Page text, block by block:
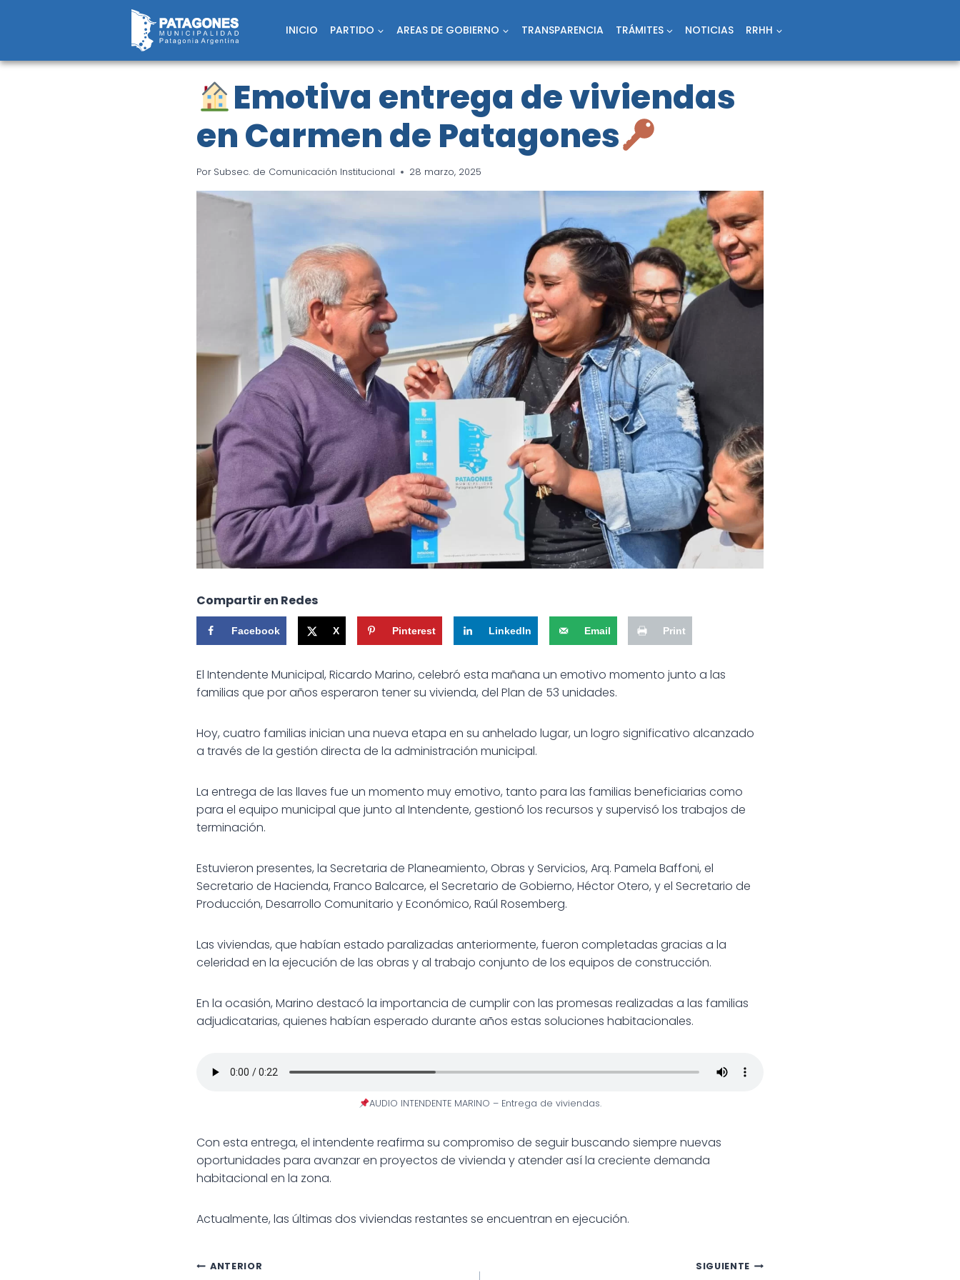
INICIO PARTIDO AREAS DE GOBIERNO TRANSPARENCIA TRÁMITES NOTICIAS RRHH
Emotiva entrega de viviendas
en Carmen de Patagones
Por Subsec. de Comunicación Institucional 28 marzo, 2025
Compartir en Redes
Facebook X Pinterest LinkedIn Email Print
El Intendente Municipal, Ricardo Marino, celebró esta mañana un emotivo momento junto a las
familias que por años esperaron tener su vivienda, del Plan de 53 unidades.
Hoy, cuatro familias inician una nueva etapa en su anhelado lugar, un logro significativo alcanzado
a través de la gestión directa de la administración municipal.
La entrega de las llaves fue un momento muy emotivo, tanto para las familias beneficiarias como
para el equipo municipal que junto al Intendente, gestionó los recursos y supervisó los trabajos de
terminación.
Estuvieron presentes, la Secretaria de Planeamiento, Obras y Servicios, Arq. Pamela Baffoni, el
Secretario de Hacienda, Franco Balcarce, el Secretario de Gobierno, Héctor Otero, y el Secretario de
Producción, Desarrollo Comunitario y Económico, Raúl Rosemberg.
Las viviendas, que habían estado paralizadas anteriormente, fueron completadas gracias a la
celeridad en la ejecución de las obras y al trabajo conjunto de los equipos de construcción.
En la ocasión, Marino destacó la importancia de cumplir con las promesas realizadas a las familias
adjudicatarias, quienes habían esperado durante años estas soluciones habitacionales.
AUDIO INTENDENTE MARINO – Entrega de viviendas.
Con esta entrega, el intendente reafirma su compromiso de seguir buscando siempre nuevas
oportunidades para avanzar en proyectos de vivienda y atender así la creciente demanda
habitacional en la zona.
Actualmente, las últimas dos viviendas restantes se encuentran en ejecución.
ANTERIOR SIGUIENTE